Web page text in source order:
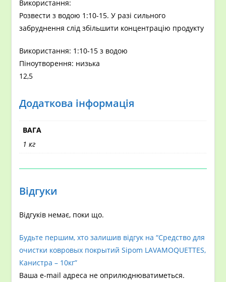
Використання:
Розвести з водою 1:10-15. У разі сильного
забруднення слід збільшити концентрацію продукту
Використання: 1:10-15 з водою
Піноутворення: низька
12,5
Додаткова інформація
ВАГА
1 кг
Відгуки
Відгуків немає, поки що.
Будьте першим, хто залишив відгук на “Средство для
очистки ковровых покрытий Sipom LAVAMOQUETTES,
Канистра – 10кг”
Ваша e-mail адреса не оприлюднюватиметься.